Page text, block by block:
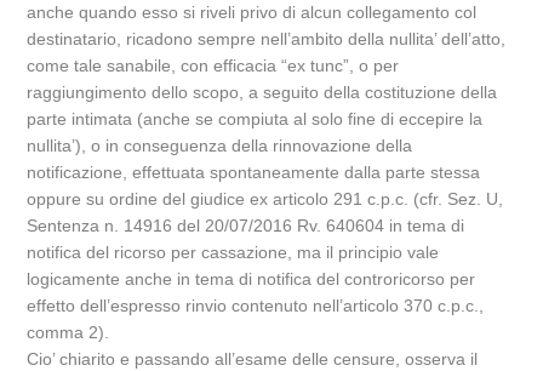
anche quando esso si riveli privo di alcun collegamento col
destinatario, ricadono sempre nell’ambito della nullita’ dell’atto,
come tale sanabile, con efficacia “ex tunc”, o per
raggiungimento dello scopo, a seguito della costituzione della
parte intimata (anche se compiuta al solo fine di eccepire la
nullita’), o in conseguenza della rinnovazione della
notificazione, effettuata spontaneamente dalla parte stessa
oppure su ordine del giudice ex articolo 291 c.p.c. (cfr. Sez. U,
Sentenza n. 14916 del 20/07/2016 Rv. 640604 in tema di
notifica del ricorso per cassazione, ma il principio vale
logicamente anche in tema di notifica del controricorso per
effetto dell’espresso rinvio contenuto nell’articolo 370 c.p.c.,
comma 2).
Cio’ chiarito e passando all’esame delle censure, osserva il